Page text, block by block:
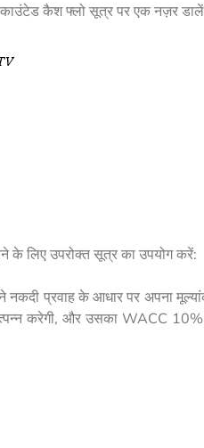
कैश फ्लो सूत्र पर एक नज़र
लिए उपरोक्त सूत्र का उपयोग करें:
नकदी प्रवाह के आधार पर अपना
करेगी, और उसका WACC